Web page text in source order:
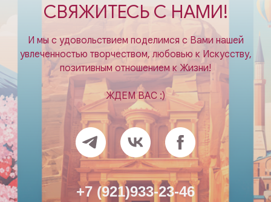
СВЯЖИТЕСЬ С НАМИ!
И мы с удовольствием поделимся с Вами нашей
увлеченностью творчеством, любовью к Искусству,
позитивным отношением к Жизни!
ЖДЕМ ВАС :)
+7 (921)933-23-46